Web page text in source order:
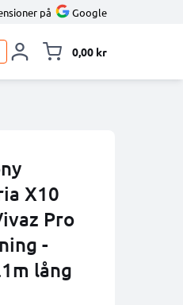
på Google
0,00 kr
X10
Pro
-
lång